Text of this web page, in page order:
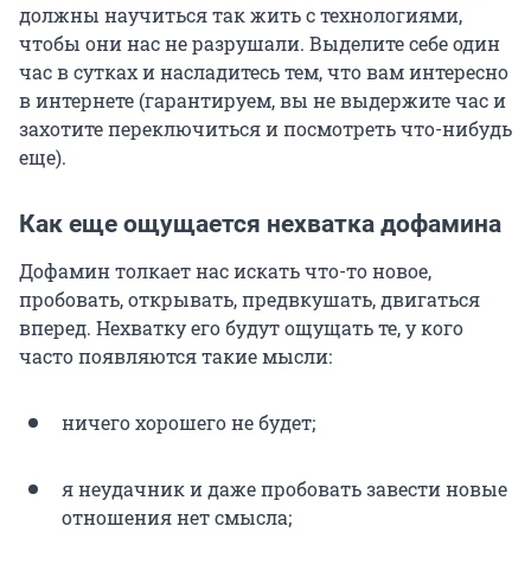
должны научиться так жить с технологиями,
чтобы они нас не разрушали. Выделите себе один
час в сутках и насладитесь тем, что вам интересно
в интернете (гарантируем, вы не выдержите час и
захотите переключиться и посмотреть что-нибудь
еще).
Как еще ощущается нехватка дофамина
Дофаминтолкает нас искать что-то новое,
пробовать, открывать, предвкушать, двигаться
вперед. Нехватку его будут ощущать те, у кого
часто появляются такие мысли:
ничего хорошего не будет;
я неудачник и даже пробовать завести новые
отношения нет смысла;